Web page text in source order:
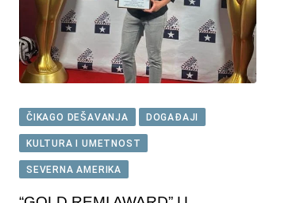
ČIKAGO DEŠAVANJA DOGAĐAJI
KULTURA I UMETNOST
SEVERNA AMERIKA